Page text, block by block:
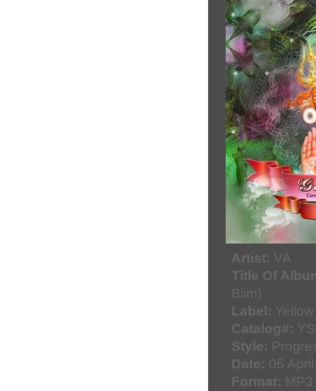
Artist: VA
Title Of
Biim)
Label:
Catalog#:
Style:
Date: 05
Format: MP3